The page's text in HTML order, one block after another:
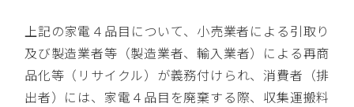
上記の家電４品目について、小売業者による引取り
及び製造業者等（製造業者、輸入業者）による再商
品化等（リサイクル）が義務付けられ、消費者（排
出者）には、家電４品目を廃棄する際、収集運搬料